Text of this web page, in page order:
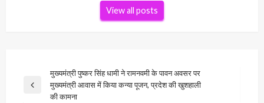
View all posts
navigation
Previous
मुख्यमंत्री पुष्कर सिंह धामी ने रामनवमी के पावन अवसर पर
मुख्यमंत्री आवास में किया कन्या पूजन, प्रदेश की खुशहाली
की कामना